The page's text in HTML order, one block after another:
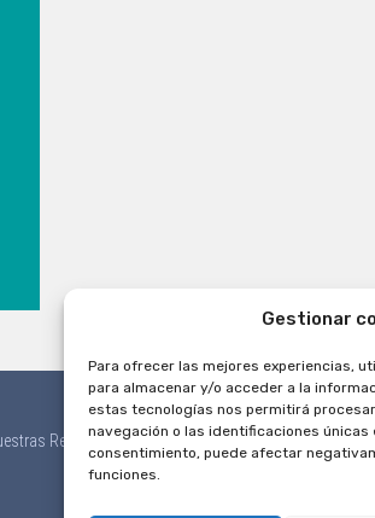
Gestionar
Para ofrecer las mejores experiencias,
para almacenar y/o acceder a la
estas tecnologías nos permitirá
navegación o las identificaciones
consentimiento, puede afectar
funciones.
Redes Sociales